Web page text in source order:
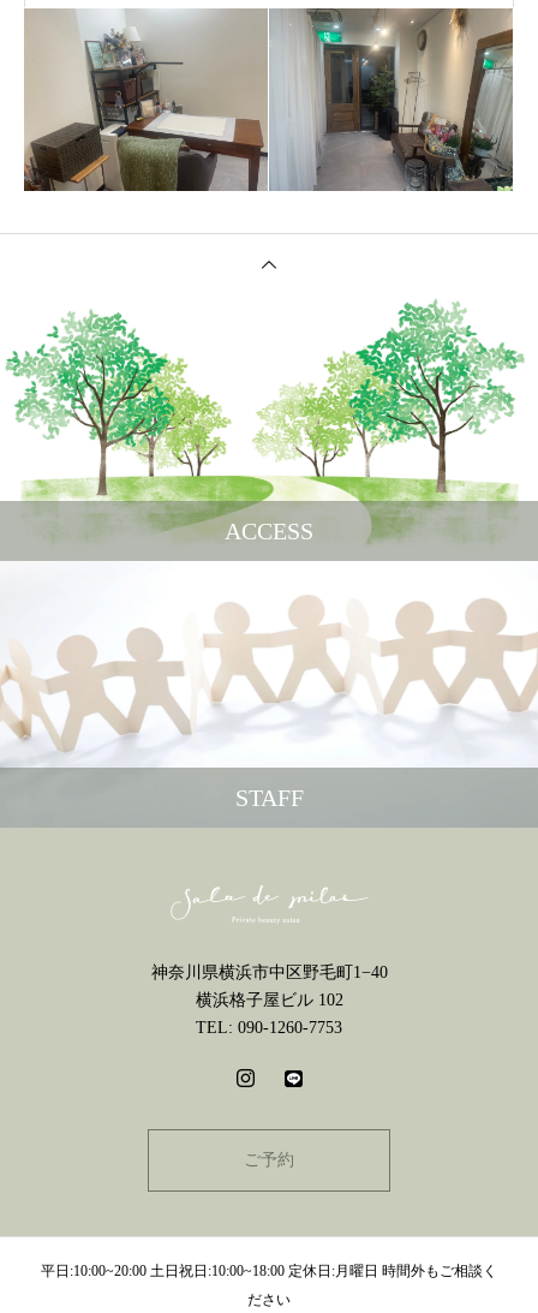
ACCESS
STAFF
神奈川県横浜市中区野毛町1−40
横浜格子屋ビル 102
TEL: 090-1260-7753
ご予約
平日:10:00~20:00 土日祝日:10:00~18:00 定休日:月曜日 時間外もご相談く
ださい